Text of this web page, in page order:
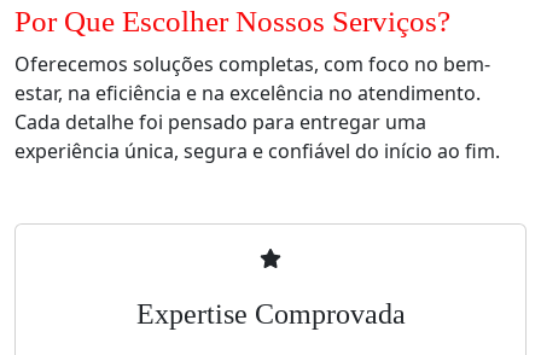
Por Que Escolher Nossos Serviços?
Oferecemos soluções completas, com foco no bem-
estar, na eficiência e na excelência no atendimento.
Cada detalhe foi pensado para entregar uma
experiência única, segura e confiável do início ao fim.
Expertise Comprovada